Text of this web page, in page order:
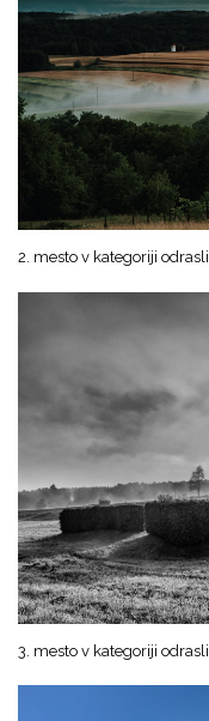
2. mesto v kategoriji odrasli
3. mesto v kategoriji odrasli